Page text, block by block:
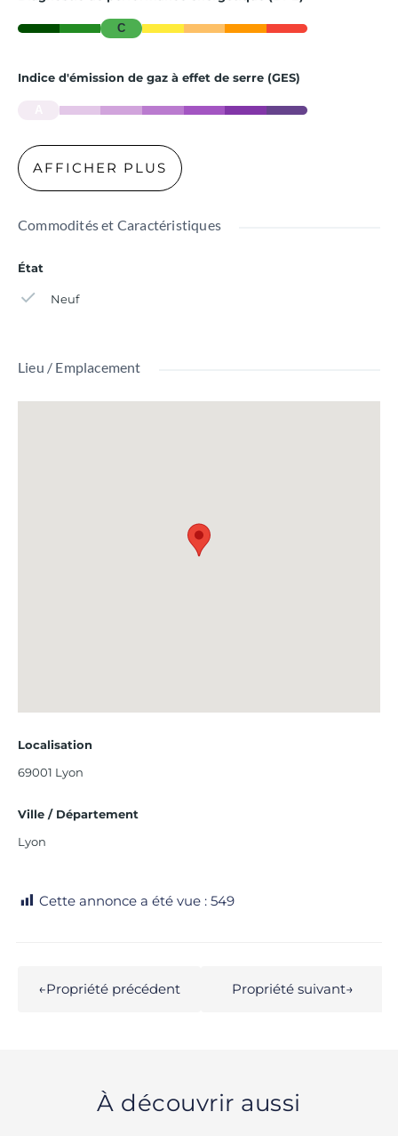
C
Indice d'émission de gaz à effet de serre (GES)
AFFICHER PLUS
Commodités et Caractéristiques
État
Neuf
Lieu / Emplacement
Localisation
69001 Lyon
Ville / Département
Lyon
Cette annonce a été vue : 549
←Propriété précédent Propriété suivant→
À découvrir aussi